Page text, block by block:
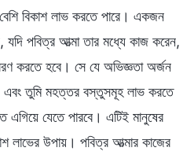
বিকাশ লাভ করতে পারে। একজন
পবিত্র আত্মা তার মধ্যে কাজ করেন,
করতে হবে। সে যে অভিজ্ঞতা অর্জন
তুমি মহত্তর বস্তুসমূহ লাভ করতে
যেতে পারবে। এটিই মানুষের
লাভের উপায়। পবিত্র আত্মার কাজের